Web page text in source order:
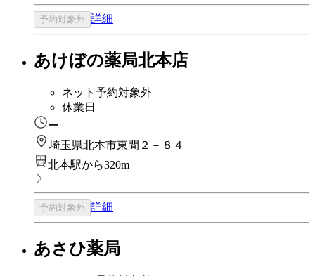
予約対象外 詳細
あけぼの薬局北本店
ネット予約対象外
休業日
ー
埼玉県北本市東間２－８４
北本駅から320m
予約対象外 詳細
あさひ薬局